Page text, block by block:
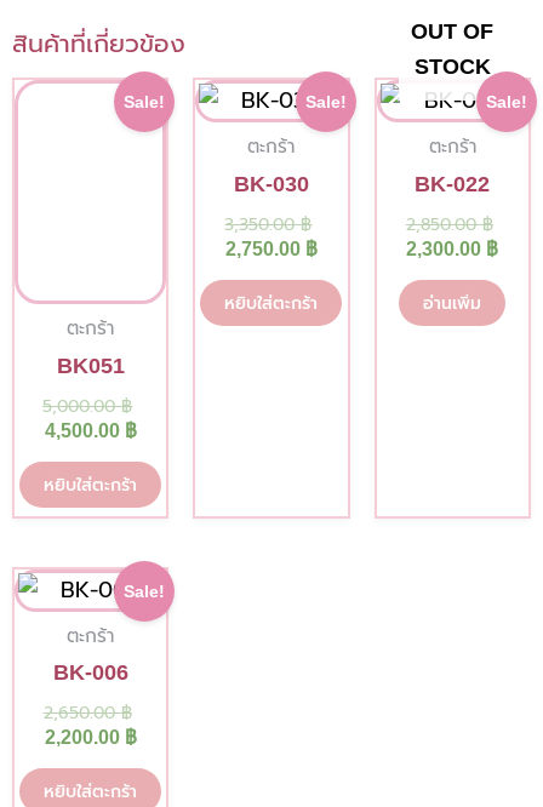
สินค้าที่เกี่ยวข้อง
Sale!
ตะกร้า
BK051
5,000.00฿
Original
price
4,500.00 ฿
Current
price
หยิบใส่ตะกร้า
Sale!
ตะกร้า
BK-030
3,350.00฿
Original
price
2,750.00 ฿
Current
price
หยิบใส่ตะกร้า
Sale!
OUT OF
STOCK
ตะกร้า
BK-022
2,850.00฿
price
2,300.00 ฿
price
อ่านเพิ่ม
Sale!
ตะกร้า
BK-006
2,650.00฿
Original
price
2,200.00 ฿
Current
price
หยิบใส่ตะกร้า